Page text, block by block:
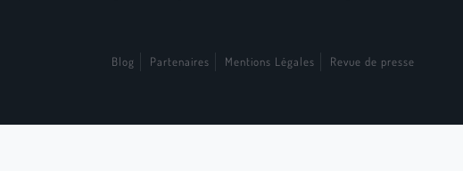
Blog Partenaires Mentions Légales Revue de presse